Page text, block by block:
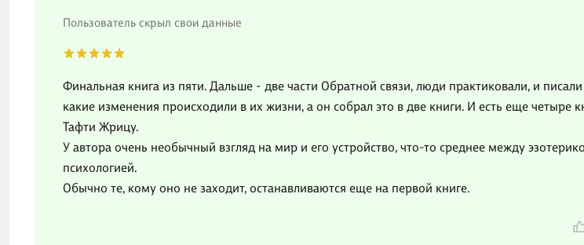
Пользователь скрыл свои данные
Финальная книга из пяти. Дальше - две части Обратной связи, люди практиковали, и писали
какие изменения происходили в их жизни, а он собрал это в две книги. И есть еще четыре
Тафти Жрицу.
У автора очень необычный взгляд на мир и его устройство, что-то среднее между
психологией.
Обычно те, кому оно не заходит, останавливаются еще на первой книге.